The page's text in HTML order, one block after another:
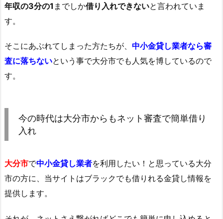
年収の3分の1 までしか借り入れできないと言われていま
す。
そこにあぶれてしまった方たちが、 中小金貸し業者なら審
査に落ちないという事で大分市でも人気を博しているので
す。
今の時代は大分市からもネット審査で簡単借り
入れ
大分市で中小金貸し業者を利用したい！と思っている大分
市の方に、当サイトはブラックでも借りれる金貸し情報を
提供します。